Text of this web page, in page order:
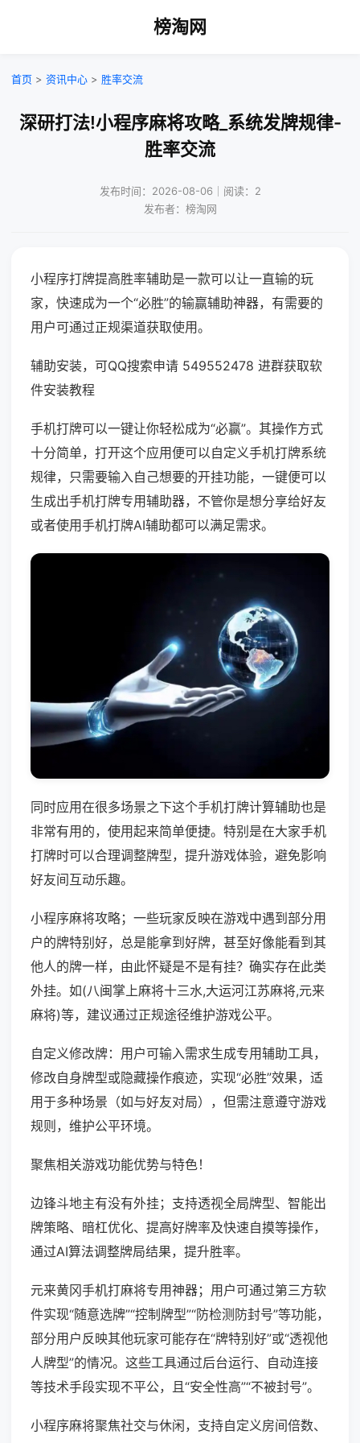
榜淘网
首页 > 资讯中心 > 胜率交流
深研打法!小程序麻将攻略_系统发牌规律-
胜率交流
发布时间：2026-08-06｜阅读：2
发布者：榜淘网
小程序打牌提高胜率辅助是一款可以让一直输的玩
家，快速成为一个“必胜”的输赢辅助神器，有需要的
用户可通过正规渠道获取使用。
辅助安装，可QQ搜索申请 549552478 进群获取软
件安装教程
手机打牌可以一键让你轻松成为“必赢”。其操作方式
十分简单，打开这个应用便可以自定义手机打牌系统
规律，只需要输入自己想要的开挂功能，一键便可以
生成出手机打牌专用辅助器，不管你是想分享给好友
或者使用手机打牌AI辅助都可以满足需求。
同时应用在很多场景之下这个手机打牌计算辅助也是
非常有用的，使用起来简单便捷。特别是在大家手机
打牌时可以合理调整牌型，提升游戏体验，避免影响
好友间互动乐趣。
小程序麻将攻略；一些玩家反映在游戏中遇到部分用
户的牌特别好，总是能拿到好牌，甚至好像能看到其
他人的牌一样，由此怀疑是不是有挂？确实存在此类
外挂。如(八闽掌上麻将十三水,大运河江苏麻将,元来
麻将)等，建议通过正规途径维护游戏公平。
自定义修改牌：用户可输入需求生成专用辅助工具，
修改自身牌型或隐藏操作痕迹，实现“必胜”效果，适
用于多种场景（如与好友对局），但需注意遵守游戏
规则，维护公平环境。
聚焦相关游戏功能优势与特色！
边锋斗地主有没有外挂；支持透视全局牌型、智能出
牌策略、暗杠优化、提高好牌率及快速自摸等操作，
通过AI算法调整牌局结果，提升胜率。
元来黄冈手机打麻将专用神器；用户可通过第三方软
件实现“随意选牌”“控制牌型”“防检测防封号”等功能，
部分用户反映其他玩家可能存在“牌特别好”或“透视他
人牌型”的情况。这些工具通过后台运行、自动连接
等技术手段实现不平公，且“安全性高”“不被封号”。
小程序麻将聚焦社交与休闲，支持自定义房间倍数、